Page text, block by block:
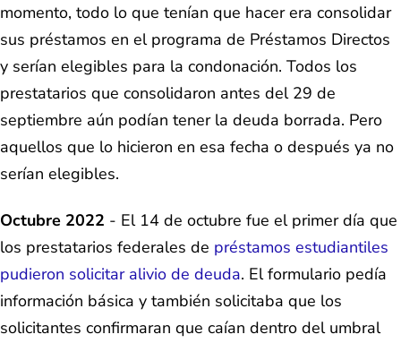
momento, todo lo que tenían que hacer era consolidar
sus préstamos en el programa de Préstamos Directos
y serían elegibles para la condonación. Todos los
prestatarios que consolidaron antes del 29 de
septiembre aún podían tener la deuda borrada. Pero
aquellos que lo hicieron en esa fecha o después ya no
serían elegibles.
Octubre 2022 - El 14 de octubre fue el primer día que
los prestatarios federales de préstamos estudiantiles
pudieron solicitar alivio de deuda. El formulario pedía
información básica y también solicitaba que los
solicitantes confirmaran que caían dentro del umbral